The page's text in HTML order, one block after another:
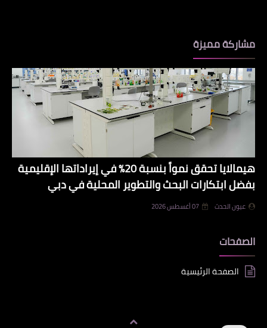
مشاركة مميزة
هيمالايا تحقق نمواً بنسبة 20% في إيراداتها الإقليمية
بفضل ابتكارات البحث والتطوير المحلية في دبي
عيون الحدث 07 أغسطس 2026
الصفحات
الصفحة الرئيسية